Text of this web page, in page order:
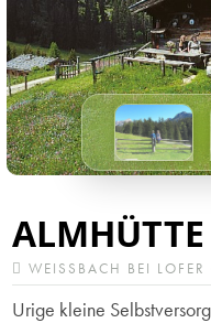
WEISSBACH BEI LOFER
Urige kleine